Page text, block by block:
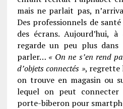
mais ne parlait pas,
Des professionnels de
des écrans. Aujourd’hui,
regarde un peu plus dans
parler… « On ne s’en rend
d’objets connectés », regrette
on trouve en magasin ou
lequel on peut
porte-biberon pour